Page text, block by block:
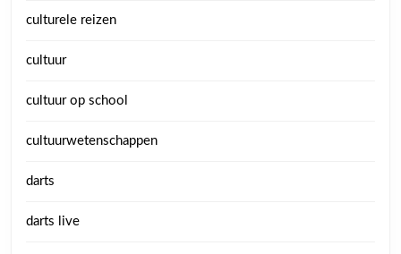
culturele reizen
cultuur
cultuur op school
cultuurwetenschappen
darts
darts live